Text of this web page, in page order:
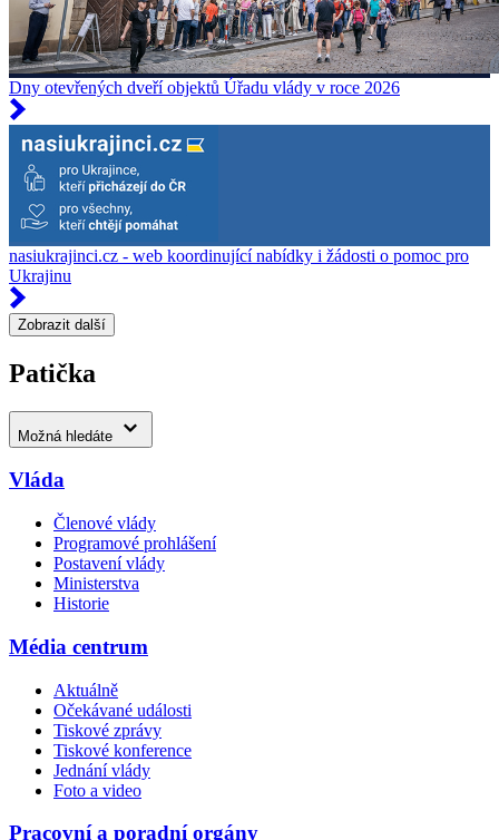
Dny otevřených dveří objektů Úřadu vlády v roce 2026
nasiukrajinci.cz - web koordinující nabídky i žádosti o pomoc pro
Ukrajinu
Zobrazit další
Patička
Možná hledáte
Vláda
Členové vlády
Programové prohlášení
Postavení vlády
Ministerstva
Historie
Média centrum
Aktuálně
Očekávané události
Tiskové zprávy
Tiskové konference
Jednání vlády
Foto a video
Pracovní a poradní orgány